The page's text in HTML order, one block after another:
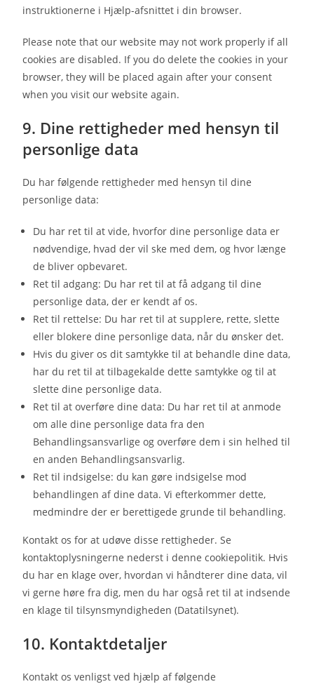
instruktionerne i Hjælp-afsnittet i din browser.
Please note that our website may not work properly if all
cookies are disabled. If you do delete the cookies in your
browser, they will be placed again after your consent
when you visit our website again.
9. Dine rettigheder med hensyn til
personlige data
Du har følgende rettigheder med hensyn til dine
personlige data:
Du har ret til at vide, hvorfor dine personlige data er
nødvendige, hvad der vil ske med dem, og hvor længe
de bliver opbevaret.
Ret til adgang: Du har ret til at få adgang til dine
personlige data, der er kendt af os.
Ret til rettelse: Du har ret til at supplere, rette, slette
eller blokere dine personlige data, når du ønsker det.
Hvis du giver os dit samtykke til at behandle dine data,
har du ret til at tilbagekalde dette samtykke og til at
slette dine personlige data.
Ret til at overføre dine data: Du har ret til at anmode
om alle dine personlige data fra den
Behandlingsansvarlige og overføre dem i sin helhed til
en anden Behandlingsansvarlig.
Ret til indsigelse: du kan gøre indsigelse mod
behandlingen af ​​dine data. Vi efterkommer dette,
medmindre der er berettigede grunde til behandling.
Kontakt os for at udøve disse rettigheder. Se
kontaktoplysningerne nederst i denne cookiepolitik. Hvis
du har en klage over, hvordan vi håndterer dine data, vil
vi gerne høre fra dig, men du har også ret til at indsende
en klage til tilsynsmyndigheden (Datatilsynet).
10. Kontaktdetaljer
Kontakt os venligst ved hjælp af følgende